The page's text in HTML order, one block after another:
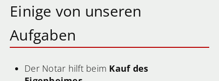
Einige von unseren
Aufgaben
Der Notar hilft beim Kauf des